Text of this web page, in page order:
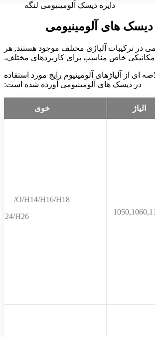
دایره دیسک آلومینیومی لنگه
دیسک های آلومینیومی
در ترکیبات آلیاژی مختلف موجود هستند, هر
خاص مناسب برای کاربردهای مختلف.
ای از آلیاژهای آلومینیوم رایج مورد استفاده
در دیسک های آلومینیومی آورده شده است:
الیاژ خوی
O/H14/H16/H18/
H26